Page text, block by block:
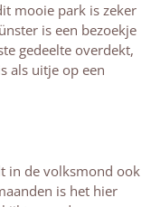
mooie park is zeker
is een bezoekje
gedeelte overdekt,
als uitje op een
in de volksmond ook
is het hier